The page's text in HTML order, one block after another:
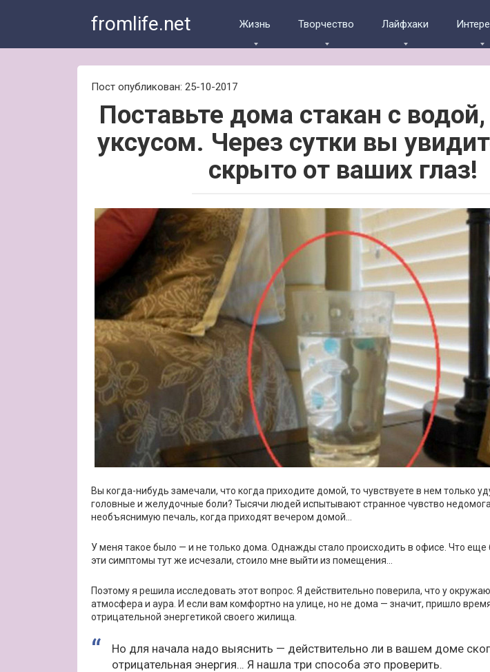
fromlife.net Жизнь Творчество Лайфхаки
Пост опубликован: 25-10-2017
Поставьте дома стакан с
уксусом. Через сутки вы
скрыто от ваших глаз!
Вы когда-нибудь замечали, что когда приходите домой, то чувствуете в нем только
головные и желудочные боли? Тысячи людей испытывают странное чувство
необъяснимую печаль, когда приходят вечером домой…
У меня такое было — и не только дома. Однажды стало происходить в офисе. Что еще
эти симптомы тут же исчезали, стоило мне выйти из помещения…
Поэтому я решила исследовать этот вопрос. Я действительно поверила, что у
атмосфера и аура. И если вам комфортно на улице, но не дома — значит, пришло
отрицательной энергетикой своего жилища.
Но для начала надо выяснить — действительно ли в вашем доме
отрицательная энергия… Я нашла три способа это проверить.